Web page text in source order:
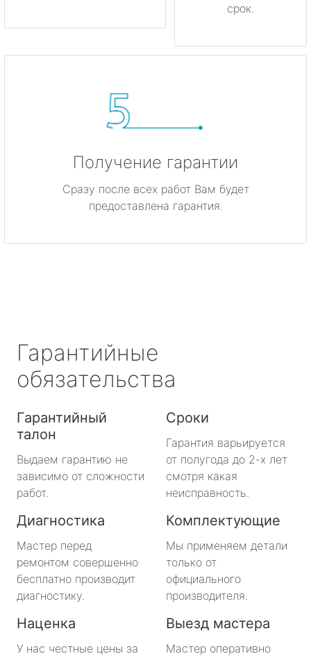
срок.
Получение гарантии
Сразу после всех работ Вам будет
предоставлена гарантия.
Гарантийные
обязательства
Гарантийный
талон
Выдаем гарантию не
зависимо от сложности
работ.
Сроки
Гарантия варьируется
от полугода до 2-х лет
смотря какая
неисправность.
Диагностика
Мастер перед
ремонтом совершенно
бесплатно производит
диагностику.
Комплектующие
Мы применяем детали
только от
официального
производителя.
Наценка
У нас честные цены за
Выезд мастера
Мастер оперативно